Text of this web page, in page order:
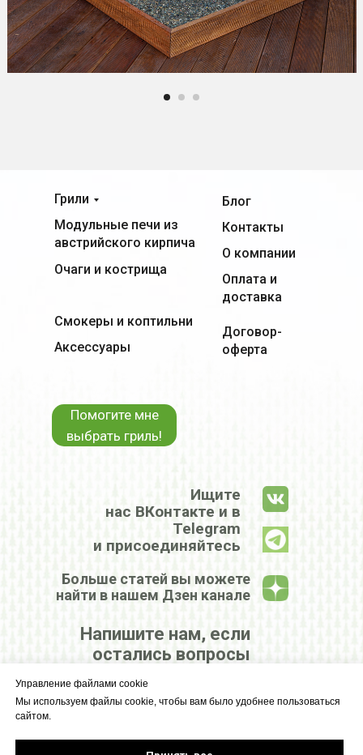
Управление файлами cookie
Мы используем файлы cookie, чтобы вам было удобнее пользоваться
сайтом.
Напишите нам, если
остались вопросы
Модульные печи из
австрийского кирпича
Смокеры и коптильни
Очаги и кострища
Контакты
Блог
О компании
Оплата и
доставка
Аксессуары
Грили
Ищите
нас ВКонтакте и в
Telegram
и присоединяйтесь
КРУПНЕЙШИЙ
ГРИЛЕЙ
Помогите мне
выбрать гриль!
Договор-
оферта
Больше статей вы можете
найти в нашем Дзен канале